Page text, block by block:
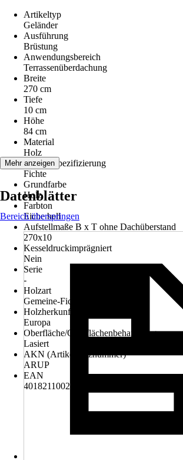
Artikeltyp
Geländer
Ausführung
Brüstung
Anwendungsbereich
Terrassenüberdachung
Breite
270 cm
Tiefe
10 cm
Höhe
84 cm
Material
Holz
Materialspezifizierung
Fichte
Grundfarbe
Holz
Farbton
Eiche hell
Aufstellmaße B x T ohne Dachüberstand
270x10
Kesseldruckimprägniert
Nein
Serie
-
Holzart
Gemeine-Fichte (Picea abies)
Holzherkunft
Europa
Oberfläche/Oberflächenbehandlung
Lasiert
AKN (Artikelkurznummer)
ARUP
EAN
4018211002818
Mehr anzeigen
Datenblätter
Bereich überspringen